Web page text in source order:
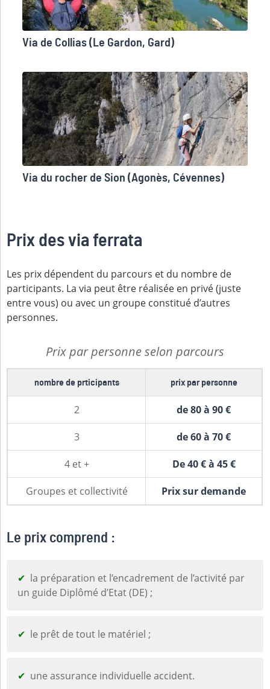
Via de Collias (Le Gardon, Gard)
Via du rocher de Sion (Agonès, Cévennes)
Prix des via ferrata
Les prix dépendent du parcours et du nombre de
participants. La via peut être réalisée en privé (juste
entre vous) ou avec un groupe constitué d’autres
personnes.
Prix par personne selon parcours
nombre de prticipants prix par personne
2 de 80 à 90 €
3 de 60 à 70 €
4 et + De 40 € à 45 €
Groupes et collectivité Prix sur demande
Le prix comprend :
la préparation et l’encadrement de l’activité par
un guide Diplômé d’Etat (DE) ;
le prêt de tout le matériel ;
une assurance individuelle accident.